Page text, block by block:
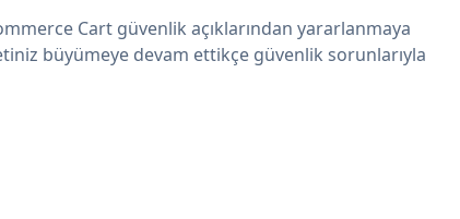
Cart güvenlik açıklarından yararlanmaya
büyümeye devam ettikçe güvenlik sorunlarıyla